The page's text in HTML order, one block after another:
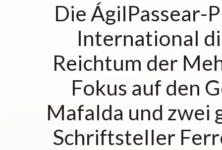
Die ÁgilPassear-
International
Reichtum der
Fokus auf den
Mafalda und zwei
Schriftsteller